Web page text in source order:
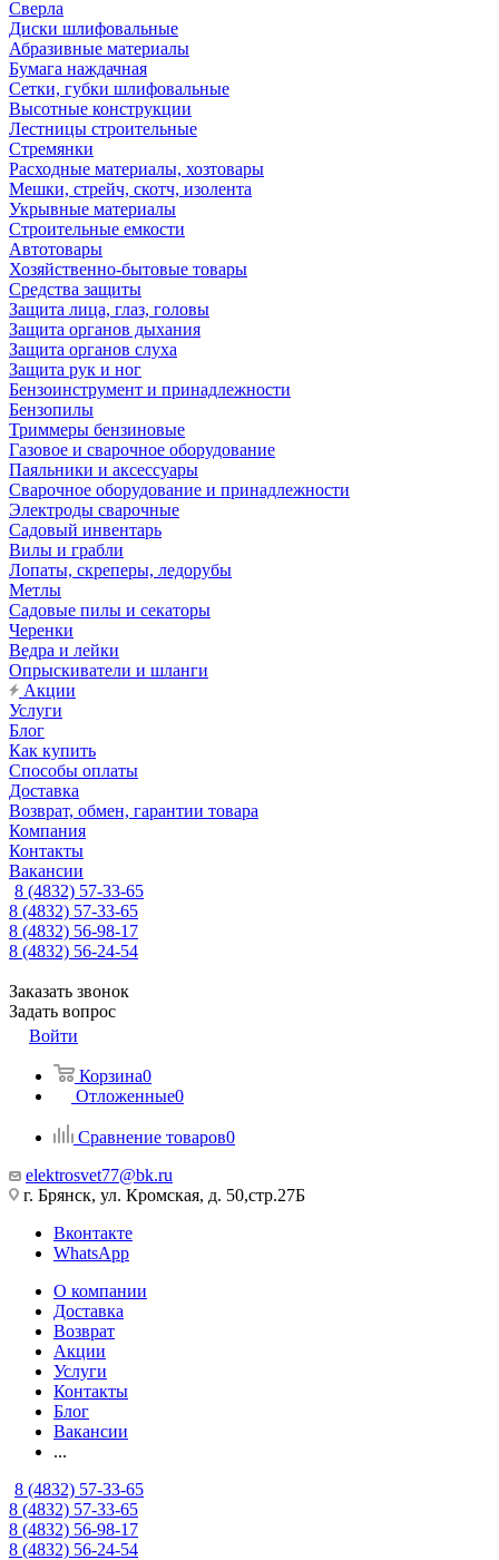
Сверла
Диски шлифовальные
Абразивные материалы
Бумага наждачная
Сетки, губки шлифовальные
Высотные конструкции
Лестницы строительные
Стремянки
Расходные материалы, хозтовары
Мешки, стрейч, скотч, изолента
Укрывные материалы
Строительные емкости
Автотовары
Хозяйственно-бытовые товары
Средства защиты
Защита лица, глаз, головы
Защита органов дыхания
Защита органов слуха
Защита рук и ног
Бензоинструмент и принадлежности
Бензопилы
Триммеры бензиновые
Газовое и сварочное оборудование
Паяльники и аксессуары
Сварочное оборудование и принадлежности
Электроды сварочные
Садовый инвентарь
Вилы и грабли
Лопаты, скреперы, ледорубы
Метлы
Садовые пилы и секаторы
Черенки
Ведра и лейки
Опрыскиватели и шланги
Акции
Услуги
Блог
Как купить
Способы оплаты
Доставка
Возврат, обмен, гарантии товара
Компания
Контакты
Вакансии
8 (4832) 57-33-65
8 (4832) 57-33-65
8 (4832) 56-98-17
8 (4832) 56-24-54
Заказать звонок
Задать вопрос
Войти
Корзина0
Отложенные0
Сравнение товаров0
elektrosvet77@bk.ru
г. Брянск, ул. Кромская, д. 50,стр.27Б
Вконтакте
WhatsApp
О компании
Доставка
Возврат
Акции
Услуги
Контакты
Блог
Вакансии
...
8 (4832) 57-33-65
8 (4832) 57-33-65
8 (4832) 56-98-17
8 (4832) 56-24-54